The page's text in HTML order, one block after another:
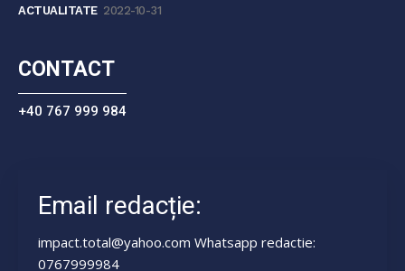
ACTUALITATE 2022-10-31
CONTACT
+40 767 999 984
Email redacție:
impact.total@yahoo.com Whatsapp redactie:
0767999984